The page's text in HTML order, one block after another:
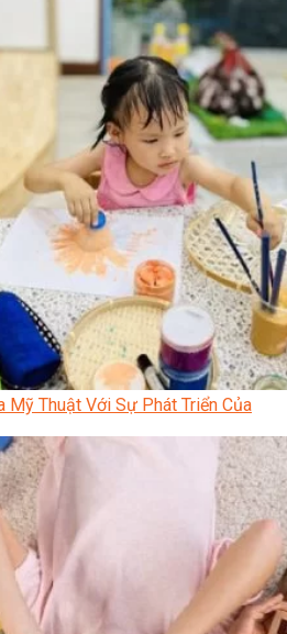
Mỹ Thuật Với Sự Phát Triển Của